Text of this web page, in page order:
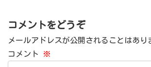
コメントをどうぞ
メールアドレスが公開されることはあり
コメント
※